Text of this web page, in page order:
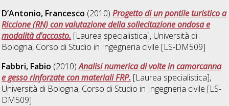
D’Antonio, Francesco (2010)Progetto di un pontile turistico a
Riccione (RN) con valutazione della sollecitazione ondosa e
modalità d'accosto. [Laurea specialistica], Università di
Bologna, Corso di Studio in Ingegneria civile [LS-DM509]
Fabbri, Fabio (2010)Analisi numerica di volte in camorcanna
e gesso rinforzate con materiali FRP. [Laurea specialistica],
Università di Bologna, Corso di Studio in Ingegneria civile [LS-
DM509]